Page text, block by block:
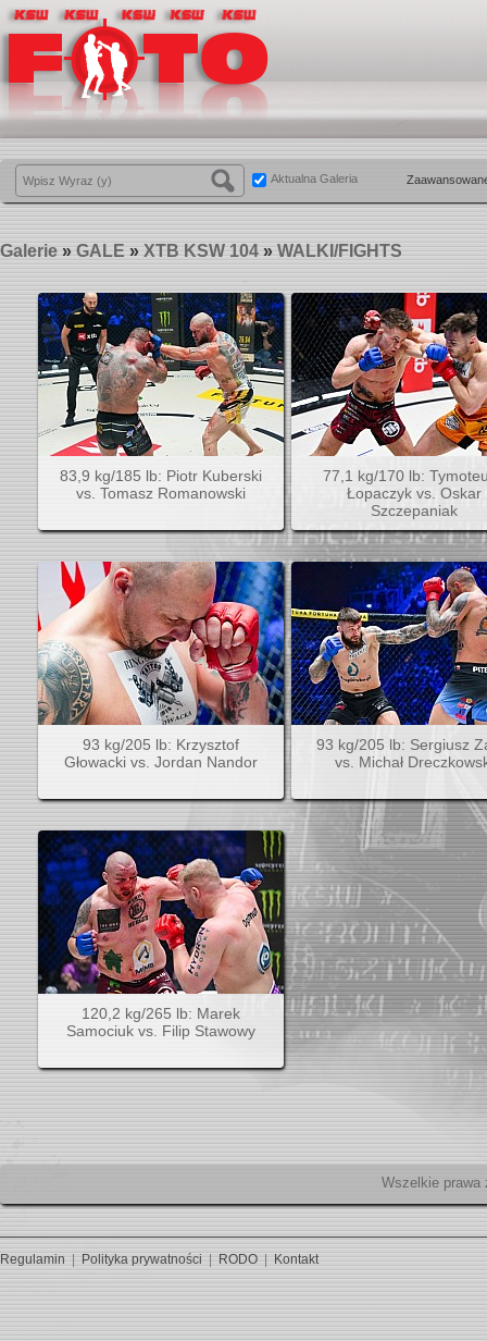
Aktualna Galeria
Galerie » GALE » XTB KSW 104 » WALKI/FIGHTS
83,9 kg/185 lb: Piotr Kuberski
vs. Tomasz Romanowski
77,1 kg/170 lb:
Łopaczyk vs. Oskar
Szczepaniak
93 kg/205 lb: Krzysztof
Głowacki vs. Jordan Nandor
93 kg/205 lb: Sergiusz
vs. Michał
120,2 kg/265 lb: Marek
Samociuk vs. Filip Stawowy
Regulamin | Polityka prywatności RODO Kontakt